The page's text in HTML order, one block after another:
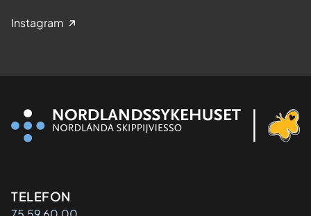
Instagram
Kontaktinformasjon
TELEFON